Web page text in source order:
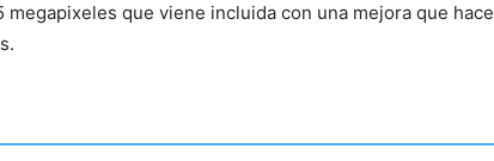
que viene incluida con una mejora que hace